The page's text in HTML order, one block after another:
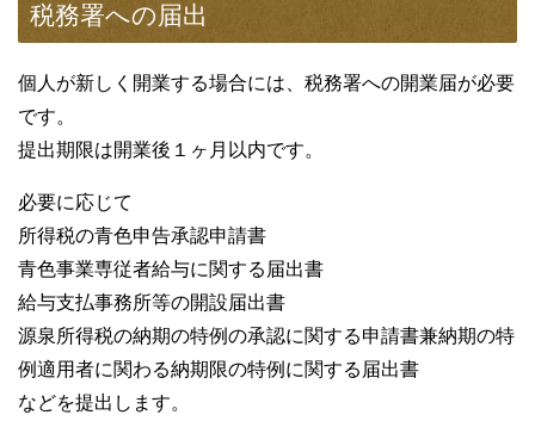
税務署への届出
個人が新しく開業する場合には、税務署への開業届が必要
です。
提出期限は開業後１ヶ月以内です。
必要に応じて
所得税の青色申告承認申請書
青色事業専従者給与に関する届出書
給与支払事務所等の開設届出書
源泉所得税の納期の特例の承認に関する申請書兼納期の特
例適用者に関わる納期限の特例に関する届出書
などを提出します。